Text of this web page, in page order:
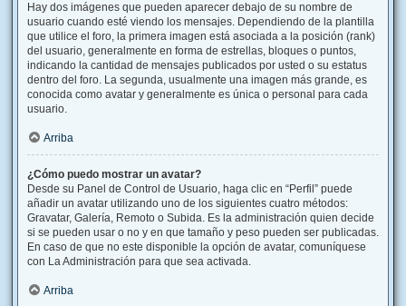
Hay dos imágenes que pueden aparecer debajo de su nombre de
usuario cuando esté viendo los mensajes. Dependiendo de la plantilla
que utilice el foro, la primera imagen está asociada a la posición (rank)
del usuario, generalmente en forma de estrellas, bloques o puntos,
indicando la cantidad de mensajes publicados por usted o su estatus
dentro del foro. La segunda, usualmente una imagen más grande, es
conocida como avatar y generalmente es única o personal para cada
usuario.
Arriba
¿Cómo puedo mostrar un avatar?
Desde su Panel de Control de Usuario, haga clic en “Perfil” puede
añadir un avatar utilizando uno de los siguientes cuatro métodos:
Gravatar, Galería, Remoto o Subida. Es la administración quien decide
si se pueden usar o no y en que tamaño y peso pueden ser publicadas.
En caso de que no este disponible la opción de avatar, comuníquese
con La Administración para que sea activada.
Arriba